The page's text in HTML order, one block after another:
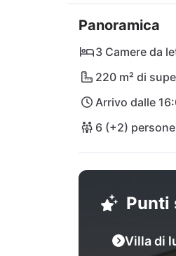
nelle vicinanze,
minuti di viaggio.
sogno è
Panoramica
3 Camere da
220 m² di
Arrivo dalle
6 (+2) persone
Punti
Villa di